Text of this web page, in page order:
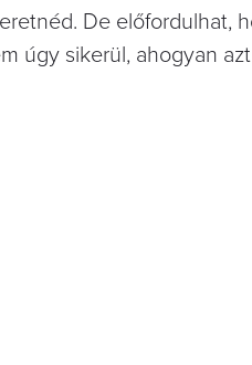
De előfordulhat,
úgy sikerül, ahogyan